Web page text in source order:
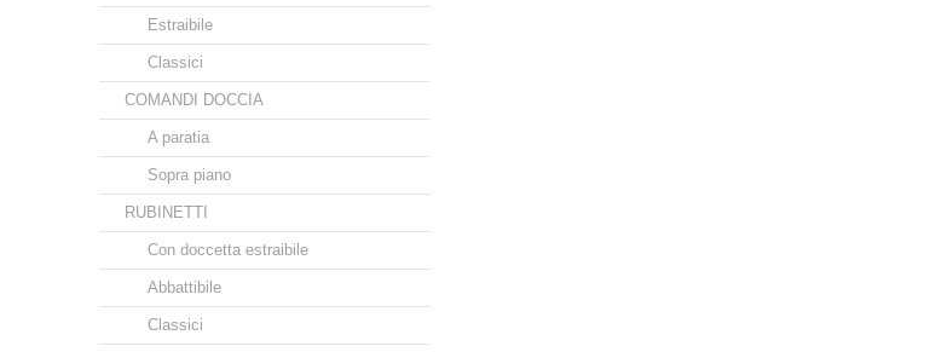
Estraibile
Classici
COMANDI DOCCIA
A paratia
Sopra piano
RUBINETTI
Con doccetta estraibile
Abbattibile
Classici